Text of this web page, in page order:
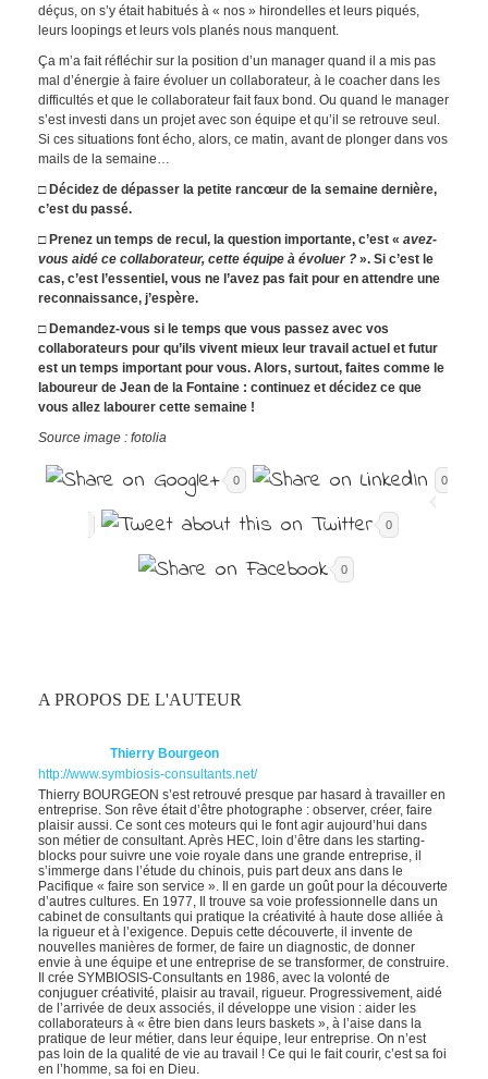
déçus, on s’y était habitués à « nos » hirondelles et leurs piqués,
leurs loopings et leurs vols planés nous manquent.
Ça m’a fait réfléchir sur la position d’un manager quand il a mis pas
mal d’énergie à faire évoluer un collaborateur, à le coacher dans les
difficultés et que le collaborateur fait faux bond. Ou quand le manager
s’est investi dans un projet avec son équipe et qu’il se retrouve seul.
Si ces situations font écho, alors, ce matin, avant de plonger dans vos
mails de la semaine…
□ Décidez de dépasser la petite rancœur de la semaine dernière,
c’est du passé.
□ Prenez un temps de recul, la question importante, c’est « avez-
vous aidé ce collaborateur, cette équipe à évoluer ?». Si c’est le
cas, c’est l’essentiel, vous ne l’avez pas fait pour en attendre une
reconnaissance, j’espère.
□ Demandez-vous si le temps que vous passez avec vos
collaborateurs pour qu’ils vivent mieux leur travail actuel et futur
est un temps important pour vous. Alors, surtout, faites comme le
laboureur de Jean de la Fontaine : continuez et décidez ce que
vous allez labourer cette semaine !
Source image : fotolia
0 0
0
0
A PROPOS DE L'AUTEUR
Thierry Bourgeon
http://www.symbiosis-consultants.net/
Thierry BOURGEON s’est retrouvé presque par hasard à travailler en
entreprise. Son rêve était d’être photographe : observer, créer, faire
plaisir aussi. Ce sont ces moteurs qui le font agir aujourd’hui dans
son métier de consultant. Après HEC, loin d’être dans les starting-
blocks pour suivre une voie royale dans une grande entreprise, il
s’immerge dans l’étude du chinois, puis part deux ans dans le
Pacifique « faire son service ». Il en garde un goût pour la découverte
d’autres cultures. En 1977, Il trouve sa voie professionnelle dans un
cabinet de consultants qui pratique la créativité à haute dose alliée à
la rigueur et à l’exigence. Depuis cette découverte, il invente de
nouvelles manières de former, de faire un diagnostic, de donner
envie à une équipe et une entreprise de se transformer, de construire.
Il crée SYMBIOSIS-Consultants en 1986, avec la volonté de
conjuguer créativité, plaisir au travail, rigueur. Progressivement, aidé
de l’arrivée de deux associés, il développe une vision : aider les
collaborateurs à « être bien dans leurs baskets », à l’aise dans la
pratique de leur métier, dans leur équipe, leur entreprise. On n’est
pas loin de la qualité de vie au travail ! Ce qui le fait courir, c’est sa foi
en l’homme, sa foi en Dieu.